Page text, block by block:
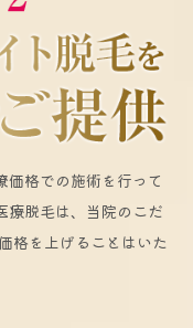
格での施術を行って
療脱毛は、当院のこだ
格を上げることはいた